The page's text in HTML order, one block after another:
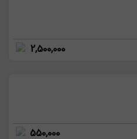
2,500,000
550,000